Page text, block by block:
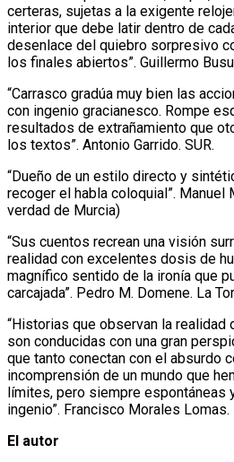
certeras, sujetas a la exigente
interior que debe latir dentro de
desenlace del quiebro sorpresivo
los finales abiertos”. Guillermo
“Carrasco gradúa muy bien las
con ingenio gracianesco. Rompe
resultados de extrañamiento que
los textos”. Antonio Garrido. SUR.
“Dueño de un estilo directo y
recoger el habla coloquial”. Manuel
verdad de Murcia)
“Sus cuentos recrean una visión
realidad con excelentes dosis de
magnífico sentido de la ironía que
carcajada”. Pedro M. Domene. La
“Historias que observan la realidad
son conducidas con una gran
que tanto conectan con el absurdo
incomprensión de un mundo que
límites, pero siempre espontáneas
ingenio”. Francisco Morales
El autor